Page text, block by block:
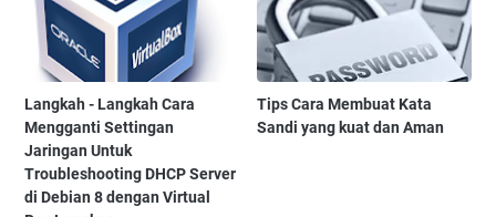
Langkah - Langkah Cara
Mengganti Settingan
Jaringan Untuk
Troubleshooting DHCP Server
di Debian 8 dengan Virtual
Tips Cara Membuat Kata
Sandi yang kuat dan Aman